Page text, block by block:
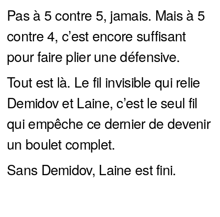
Pas à 5 contre 5, jamais. Mais à 5
contre 4, c’est encore suffisant
pour faire plier une défensive.
Tout est là. Le fil invisible qui relie
Demidov et Laine, c’est le seul fil
qui empêche ce dernier de devenir
un boulet complet.
Sans Demidov, Laine est fini.